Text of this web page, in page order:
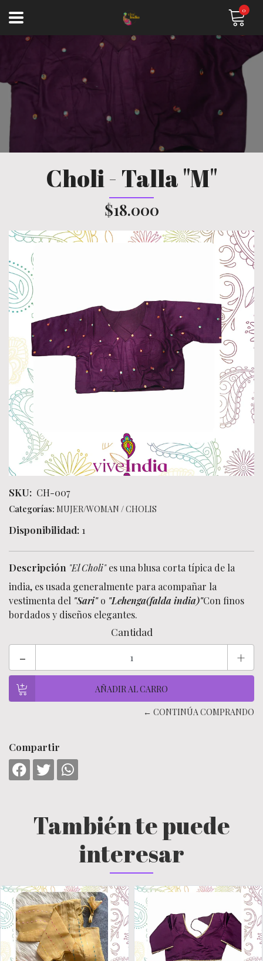
0
Choli - Talla "M"
$18.000
SKU: CH-007
Categorías: MUJER/WOMAN /CHOLIS
Disponibilidad: 1
Descripción "El Choli"es una blusa corta típica de la
india, es usada generalmente para acompañar la
vestimenta del "Sari"o "Lehenga(falda india)"Con finos
bordados y diseños elegantes.
Cantidad
- +
← CONTINÚA COMPRANDO
Compartir
También te puede
interesar